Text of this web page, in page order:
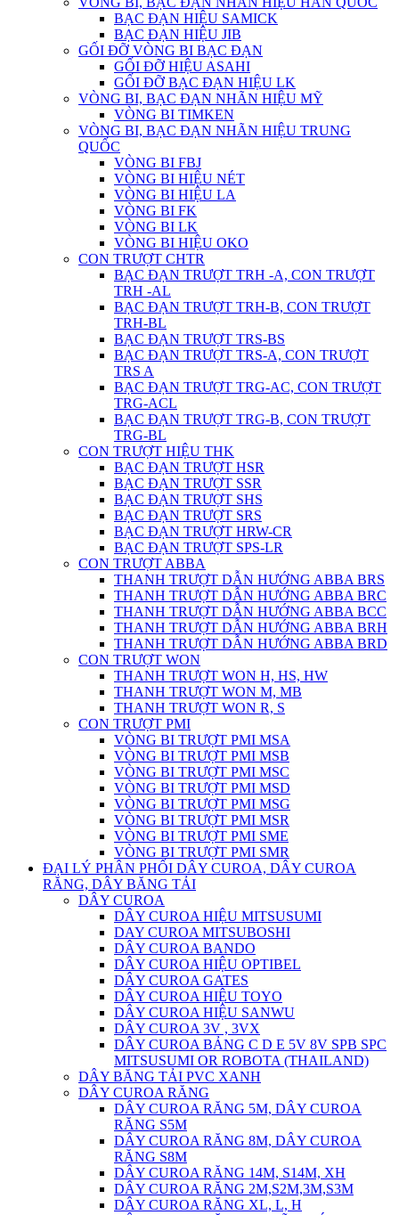
BẠC ĐẠN HIỆU SAMICK
BẠC ĐẠN HIỆU JIB
GỐI ĐỠ VÒNG BI BẠC ĐẠN
GỐI ĐỠ HIỆU ASAHI
GỐI ĐỠ BẠC ĐẠN HIỆU LK
VÒNG BI, BẠC ĐẠN NHÃN HIỆU MỸ
VÒNG BI TIMKEN
VÒNG BI, BẠC ĐẠN NHÃN HIỆU TRUNG
QUỐC
VÒNG BI FBJ
VÒNG BI HIỆU NÉT
VÒNG BI HIỆU LA
VÒNG BI FK
VÒNG BI LK
VÒNG BI HIỆU OKO
CON TRƯỢT CHTR
BẠC ĐẠN TRƯỢT TRH -A, CON TRƯỢT
TRH -AL
BẠC ĐẠN TRƯỢT TRH-B, CON TRƯỢT
TRH-BL
BẠC ĐẠN TRƯỢT TRS-BS
BẠC ĐẠN TRƯỢT TRS-A, CON TRƯỢT
TRS A
BẠC ĐẠN TRƯỢT TRG-AC, CON TRƯỢT
TRG-ACL
BẠC ĐẠN TRƯỢT TRG-B, CON TRƯỢT
TRG-BL
CON TRƯỢT HIỆU THK
BẠC ĐẠN TRƯỢT HSR
BẠC ĐẠN TRƯỢT SSR
BẠC ĐẠN TRƯỢT SHS
BẠC ĐẠN TRƯỢT SRS
BẠC ĐẠN TRƯỢT HRW-CR
BẠC ĐẠN TRƯỢT SPS-LR
CON TRƯỢT ABBA
THANH TRƯỢT DẪN HƯỚNG ABBA BRS
THANH TRƯỢT DẪN HƯỚNG ABBA BRC
THANH TRƯỢT DẪN HƯỚNG ABBA BCC
THANH TRƯỢT DẪN HƯỚNG ABBA BRH
THANH TRƯỢT DẪN HƯỚNG ABBA BRD
CON TRƯỢT WON
THANH TRƯỢT WON H, HS, HW
THANH TRƯỢT WON M, MB
THANH TRƯỢT WON R, S
CON TRƯỢT PMI
VÒNG BI TRƯỢT PMI MSA
VÒNG BI TRƯỢT PMI MSB
VÒNG BI TRƯỢT PMI MSC
VÒNG BI TRƯỢT PMI MSD
VÒNG BI TRƯỢT PMI MSG
VÒNG BI TRƯỢT PMI MSR
VÒNG BI TRƯỢT PMI SME
VÒNG BI TRƯỢT PMI SMR
ĐẠI LÝ PHÂN PHỐI DÂY CUROA, DÂY CUROA
RĂNG, DÂY BĂNG TẢI
DÂY CUROA
DÂY CUROA HIỆU MITSUSUMI
DAY CUROA MITSUBOSHI
DÂY CUROA BANDO
DÂY CUROA HIỆU OPTIBEL
DÂY CUROA GATES
DÂY CUROA HIỆU TOYO
DÂY CUROA HIỆU SANWU
DÂY CUROA 3V , 3VX
DÂY CUROA BẢNG C D E 5V 8V SPB SPC
MITSUSUMI OR ROBOTA (THAILAND)
DÂY BĂNG TẢI PVC XANH
DÂY CUROA RĂNG
DÂY CUROA RĂNG 5M, DÂY CUROA
RĂNG S5M
DÂY CUROA RĂNG 8M, DÂY CUROA
RĂNG S8M
DÂY CUROA RĂNG 14M, S14M, XH
DÂY CUROA RĂNG 2M,S2M,3M,S3M
DÂY CUROA RĂNG XL, L, H